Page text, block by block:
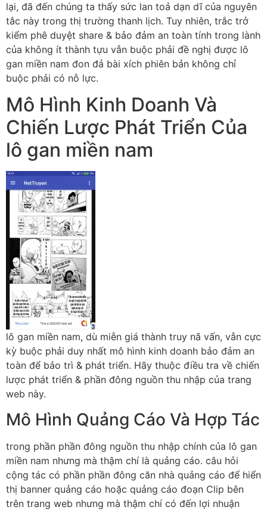
lại, đã đến chúng ta thấy sức lan toả dạn dĩ của nguyên
tắc này trong thị trường thanh lịch. Tuy nhiên, trắc trở
kiểm phê duyệt share & bảo đảm an toàn tính trong lành
của không ít thành tựu vẫn buộc phải đề nghị được lô
gan miền nam đon đả bài xích phiên bản không chỉ
buộc phải có nỗ lực.
Mô Hình Kinh Doanh Và
Chiến Lược Phát Triển Của
lô gan miền nam
lô gan miền nam, dù miễn giá thành truy nã vấn, vẫn cực
kỳ buộc phải duy nhất mô hình kinh doanh bảo đảm an
toàn để bảo trì & phát triển. Hãy thuộc điều tra về chiến
lược phát triển & phần đông nguồn thu nhập của trang
web này.
Mô Hình Quảng Cáo Và Hợp Tác
trong phần phần đông nguồn thu nhập chính của lô gan
miền nam nhưng mà thậm chí là quảng cáo. câu hỏi
cộng tác có phần phần đông căn nhà quảng cáo để hiển
thị banner quảng cáo hoặc quảng cáo đoạn Clip bên
trên trang web nhưng mà thậm chí có đến lợi nhuận